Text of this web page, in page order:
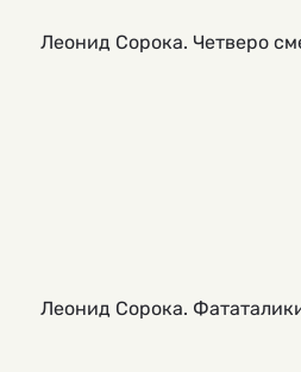
Леонид Сорока. Четверо
Леонид Сорока.